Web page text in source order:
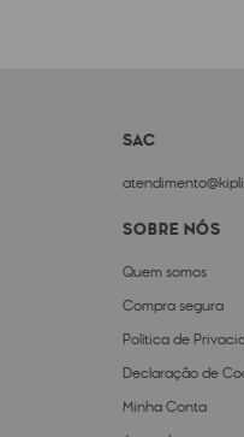
SAC
SOBRE NÓS
Quem somos
Compra segura
Política de
Declaração de
Minha Conta